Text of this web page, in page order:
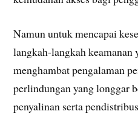
Namun untuk mencapai
langkah-langkah keamanan
menghambat pengalaman
perlindungan yang longgar
penyalinan serta